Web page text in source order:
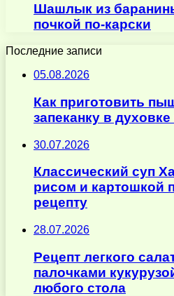
Шашлык из
почкой по-карски
Последние записи
05.08.2026
Как приготовить
запеканку в
30.07.2026
Классический суп
рисом и картошкой
рецепту
28.07.2026
Рецепт легкого
палочками
любого стола